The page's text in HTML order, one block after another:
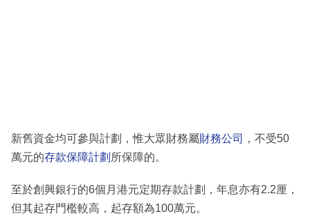
新舊資金均可參與計劃，惟大眾財務屬財務公司
，不受50
萬元的存款保障計劃 所保障的。
至於創興銀行的6個月港元定期存款計劃，年息亦有2.2厘，
但其起存門檻較高，起存額為100萬元。